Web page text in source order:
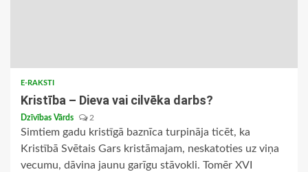
E-RAKSTI
Kristība – Dieva vai cilvēka darbs?
Dzīvības Vārds 2
Simtiem gadu kristīgā baznīca turpināja ticēt, ka
Kristībā Svētais Gars kristāmajam, neskatoties uz viņa
vecumu, dāvina jaunu garīgu stāvokli. Tomēr XVI